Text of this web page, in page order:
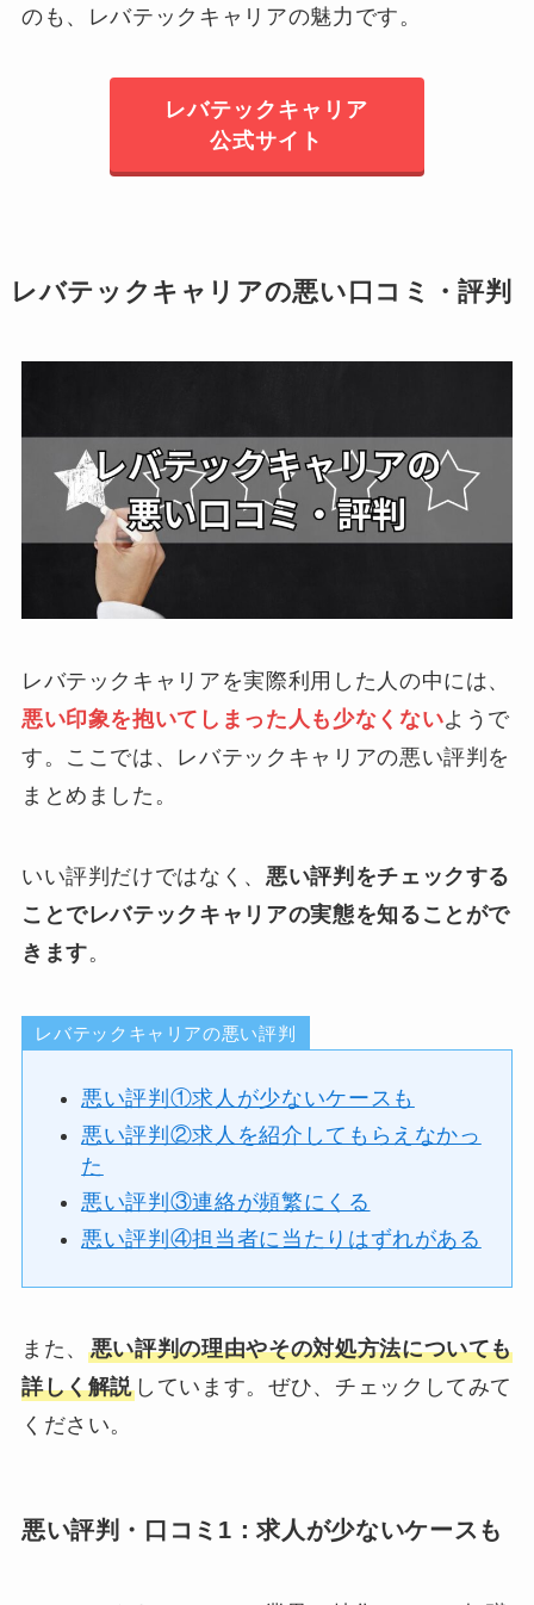
のも、レバテックキャリアの魅力です。
レバテックキャリア
公式サイト
レバテックキャリアの悪い口コミ・評判
レバテックキャリアを実際利用した人の中には、
悪い印象を抱いてしまった人も少なくないようで
す。ここでは、レバテックキャリアの悪い評判を
まとめました。
いい評判だけではなく、 悪い評判をチェックする
ことでレバテックキャリアの実態を知ることがで
きます。
レバテックキャリアの悪い評判
悪い評判①求人が少ないケースも
悪い評判②求人を紹介してもらえなかっ
た
悪い評判③連絡が頻繁にくる
悪い評判④担当者に当たりはずれがある
また、 悪い評判の理由やその対処方法についても
詳しく解説 しています。ぜひ、チェックしてみて
ください。
悪い評判・口コミ1：求人が少ないケースも